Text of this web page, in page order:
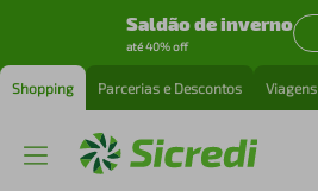
Saldão de inverno
até 40% off
Shopping Parcerias e Descontos Viagens